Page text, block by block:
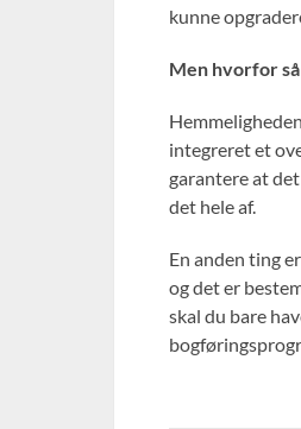
kunne
Men hvorfor
integreret et
garantere at
det hele af.
En anden ting
og det er
skal du bare